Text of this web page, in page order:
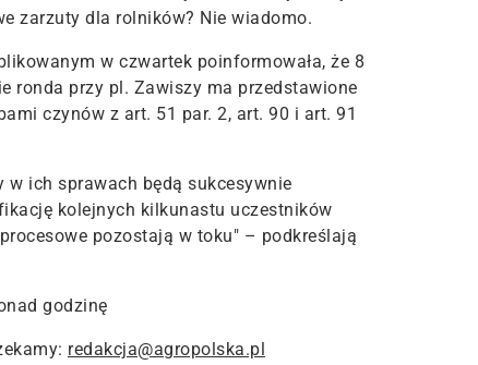
zarzuty dla rolników? Nie wiadomo.
w czwartek poinformowała, że 8
ronda przy pl. Zawiszy ma przedstawione
czynów z art. 51 par. 2, art. 90 i art. 91
w ich sprawach będą sukcesywnie
kolejnych kilkunastu uczestników
pozostają w toku" – podkreślają
godzinę
redakcja@agropolska.pl